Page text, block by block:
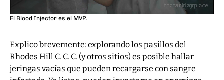
El Blood Injector es el MVP.
Explico brevemente: explorando los pasillos del
Rhodes Hill C. C. C. (y otros sitios) es posible hallar
jeringas vacías que pueden recargarse con sangre